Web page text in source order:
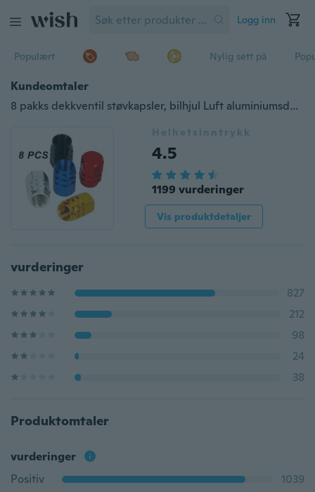
Logg inn
Populært Nylig sett på
Kundeomtaler
8 pakks dekkventil støvkapsler, bilhjul Luft aluminiumsdeksler, 5 farger
Helhetsinntrykk
4.5
1199 vurderinger
Vis produktdetaljer
vurderinger
827
212
98
24
38
Produktomtaler
vurderinger
Positiv
1039